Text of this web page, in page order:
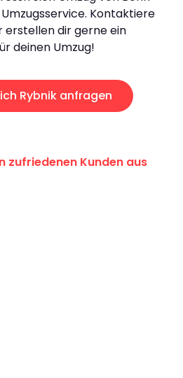
Kontaktiere
erstellen dir gerne ein
deinen Umzug!
Rybnik anfragen
zufriedenen Kunden aus